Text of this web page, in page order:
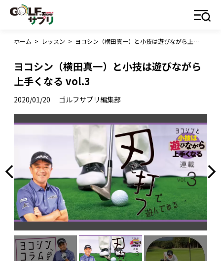
ホーム > レッスン > ヨコシン（横田真一）と小技は遊びながら上手くなる vol.3
ヨコシン（横田真一）と小技は遊びながら
上手くなる vol.3
2020/01/20 ゴルフサプリ編集部